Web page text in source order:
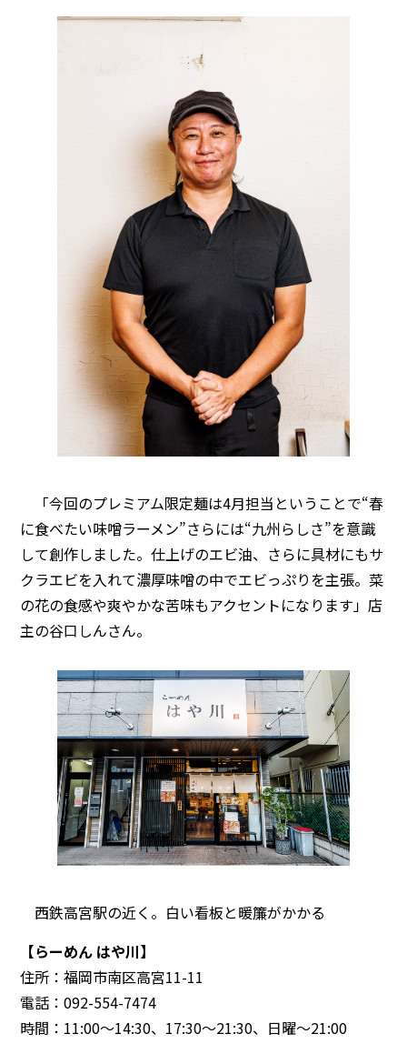
「今回のプレミアム限定麺は4月担当ということで“春
に食べたい味噌ラーメン”さらには“九州らしさ”を意識
して創作しました。仕上げのエビ油、さらに具材にもサ
クラエビを入れて濃厚味噌の中でエビっぷりを主張。菜
の花の食感や爽やかな苦味もアクセントになります」店
主の谷口しんさん。
西鉄高宮駅の近く。白い看板と暖簾がかかる
【らーめん はや川】
住所：福岡市南区高宮11-11
電話：092-554-7474
時間：11:00〜14:30、17:30〜21:30、日曜〜21:00